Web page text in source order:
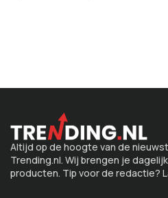
Altijd op de hoogte van de
Trending.nl. Wij brengen je
producten. Tip voor de redactie?